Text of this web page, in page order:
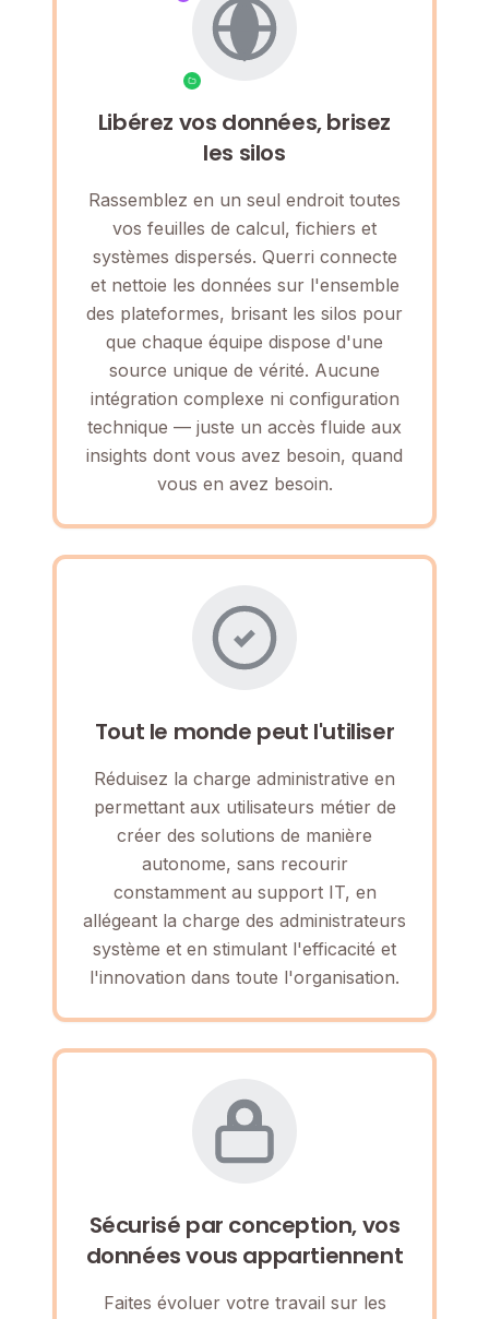
Libérez vos données, brisez
les silos
Rassemblez en un seul endroit toutes
vos feuilles de calcul, fichiers et
systèmes dispersés. Querri connecte
et nettoie les données sur l'ensemble
des plateformes, brisant les silos pour
que chaque équipe dispose d'une
source unique de vérité. Aucune
intégration complexe ni configuration
technique — juste un accès fluide aux
insights dont vous avez besoin, quand
vous en avez besoin.
Tout le monde peut l'utiliser
Réduisez la charge administrative en
permettant aux utilisateurs métier de
créer des solutions de manière
autonome, sans recourir
constamment au support IT, en
allégeant la charge des administrateurs
système et en stimulant l'efficacité et
l'innovation dans toute l'organisation.
Sécurisé par conception, vos
données vous appartiennent
Faites évoluer votre travail sur les